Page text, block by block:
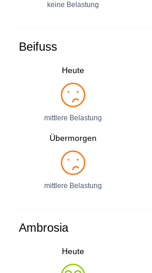
keine Belastung
Beifuss
Heute
mittlere Belastung
Übermorgen
mittlere Belastung
Ambrosia
Heute